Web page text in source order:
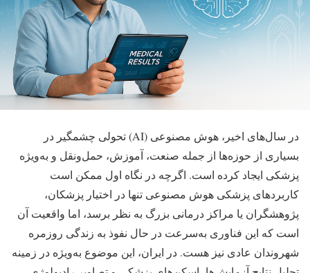
در سال‌های اخیر، هوش مصنوعی (AI) تحولی چشمگیر در
بسیاری از حوزه‌ها از جمله صنعت، آموزش، حمل‌ونقل و به‌ویژه
پزشکی ایجاد کرده است. اگرچه در نگاه اول ممکن است
کاربردهای پزشکی هوش مصنوعی تنها در اختیار پزشکان،
پژوهشگران یا مراکز درمانی بزرگ به نظر برسد، اما واقعیت آن
است که این فناوری به‌سرعت در حال نفوذ به زندگی روزمره
شهروندان عادی نیز هست. در ایران، این موضوع به‌ویژه در زمینه